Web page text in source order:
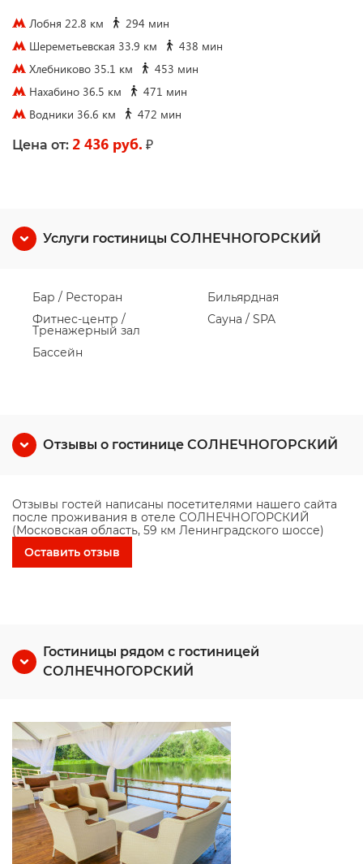
Лобня 22.8 км
294 мин
Шереметьевская 33.9 км
438 мин
Хлебниково 35.1 км
453 мин
Нахабино 36.5 км
471 мин
Водники 36.6 км
472 мин
Цена от: 2 436 руб. ₽
Услуги гостиницы СОЛНЕЧНОГОРСКИЙ
Бар / Ресторан
Фитнес-центр /
Тренажерный зал
Бассейн
Бильярдная
Сауна / SPA
Отзывы о гостинице СОЛНЕЧНОГОРСКИЙ
Отзывы гостей написаны посетителями нашего сайта
после проживания в отеле СОЛНЕЧНОГОРСКИЙ
(Московская область, 59 км Ленинградского шоссе)
Оставить отзыв
Гостиницы рядом с гостиницей
СОЛНЕЧНОГОРСКИЙ